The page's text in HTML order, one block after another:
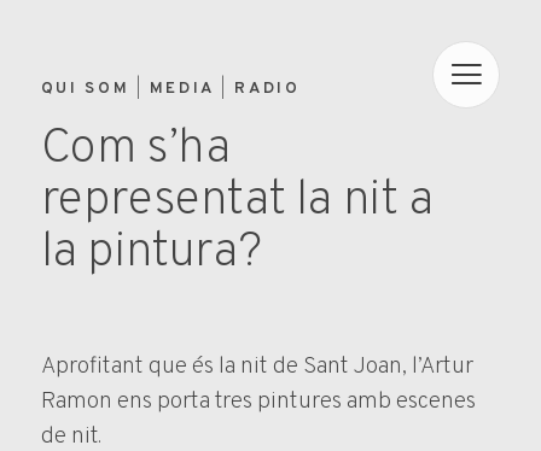
QUI SOM MEDIA RADIO
Com s’ha
representat la nit a
la pintura?
Aprofitant que és la nit de Sant Joan, l’Artur
Ramon ens porta tres pintures amb escenes
de nit.